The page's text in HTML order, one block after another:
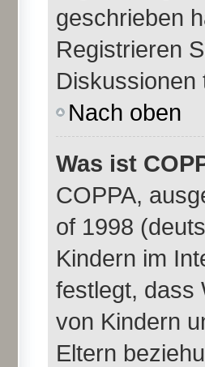
geschrieben
Registrieren
Diskussionen
Nach oben
Was ist
COPPA,
of 1998
Kindern im
festlegt, dass
von Kindern
Eltern